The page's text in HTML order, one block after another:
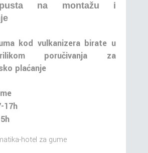
na montažu i
kod vulkanizera birate u
poručivanja za
plaćanje
17h
hotel za gume